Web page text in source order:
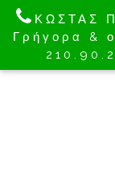
ΚΩΣΤΑΣ
Γρήγορα &